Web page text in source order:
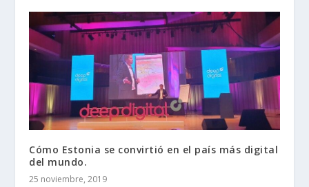
Cómo Estonia se convirtió en el país más digital
del mundo.
25 noviembre, 2019